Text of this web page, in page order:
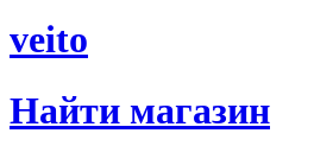
veito
Найти магазин